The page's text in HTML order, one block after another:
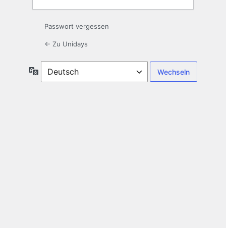
Passwort vergessen
← Zu Unidays
Sprache